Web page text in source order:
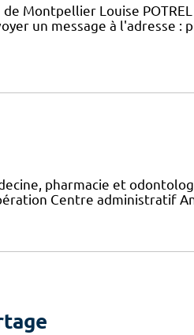
Montpellier Louise
un message à l'adresse
pharmacie et
Centre administratif